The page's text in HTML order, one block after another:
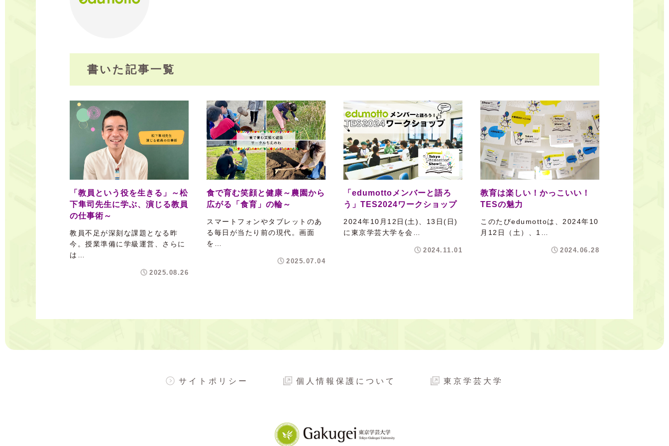
書いた記事一覧
「教員という役を生きる」～松
下隼司先生に学ぶ、演じる教員
の仕事術～
教員不足が深刻な課題となる昨
今。授業準備に学級運営、さらに
は…
2025.08.26
食で育む笑顔と健康～農園から
広がる「食育」の輪～
スマートフォンやタブレットのあ
る毎日が当たり前の現代。画面
を…
2025.07.04
「edumottoメンバーと語ろ
う」TES2024ワークショップ
2024年10月12日(土)、13日(日)
に東京学芸大学を会…
2024.11.01
教育は楽しい！かっこいい！
TESの魅力
このたびedumottoは、2024年10
月12日（土）、1…
2024.06.28
サイトポリシー 個人情報保護について 東京学芸大学